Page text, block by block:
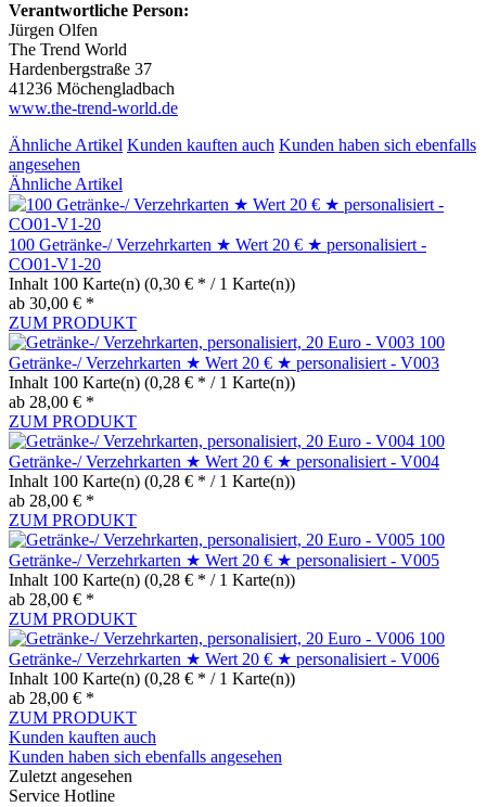
Verantwortliche Person:
Jürgen Olfen
The Trend World
Hardenbergstraße 37
41236 Möchengladbach
www.the-trend-world.de
Ähnliche Artikel Kunden kauften auch Kunden haben sich ebenfalls
angesehen
Ähnliche Artikel
100 Getränke-/ Verzehrkarten ★ Wert 20 € ★ personalisiert -
CO01-V1-20
Inhalt 100 Karte(n) (0,30 € * / 1 Karte(n))
ab 30,00 € *
ZUM PRODUKT
100
Getränke-/ Verzehrkarten ★ Wert 20 € ★ personalisiert - V003
Inhalt 100 Karte(n) (0,28 € * / 1 Karte(n))
ab 28,00 € *
ZUM PRODUKT
100
Getränke-/ Verzehrkarten ★ Wert 20 € ★ personalisiert - V004
Inhalt 100 Karte(n) (0,28 € * / 1 Karte(n))
ab 28,00 € *
ZUM PRODUKT
100
Getränke-/ Verzehrkarten ★ Wert 20 € ★ personalisiert - V005
Inhalt 100 Karte(n) (0,28 € * / 1 Karte(n))
ab 28,00 € *
ZUM PRODUKT
100
Getränke-/ Verzehrkarten ★ Wert 20 € ★ personalisiert - V006
Inhalt 100 Karte(n) (0,28 € * / 1 Karte(n))
ab 28,00 € *
ZUM PRODUKT
Kunden kauften auch
Kunden haben sich ebenfalls angesehen
Zuletzt angesehen
Service Hotline